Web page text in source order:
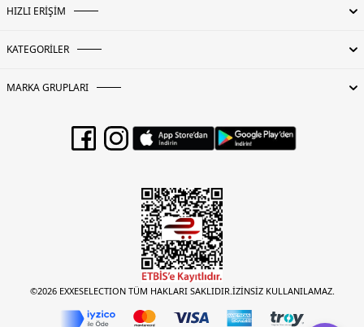
HIZLI ERİŞİM
KATEGORİLER
MARKA GRUPLARI
©2026 EXXESELECTION TÜM HAKLARI SAKLIDIR.İZİNSİZ KULLANILAMAZ.